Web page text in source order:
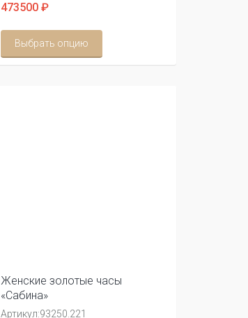
473500 ₽
Выбрать опцию
Женские золотые часы
«Сабина»
Артикул:93250.221